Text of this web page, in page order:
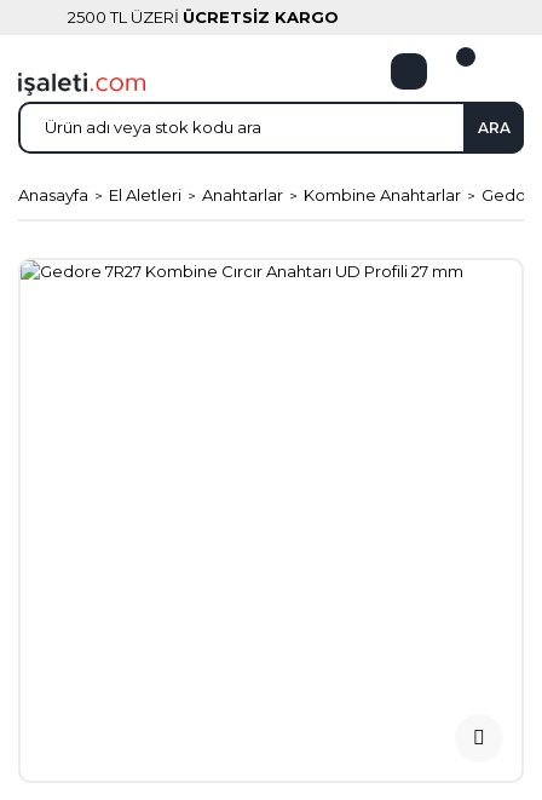
2500 TL ÜZERİ ÜCRETSİZ KARGO
ARA
Anasayfa El Aletleri Anahtarlar Kombine Anahtarlar Gedore